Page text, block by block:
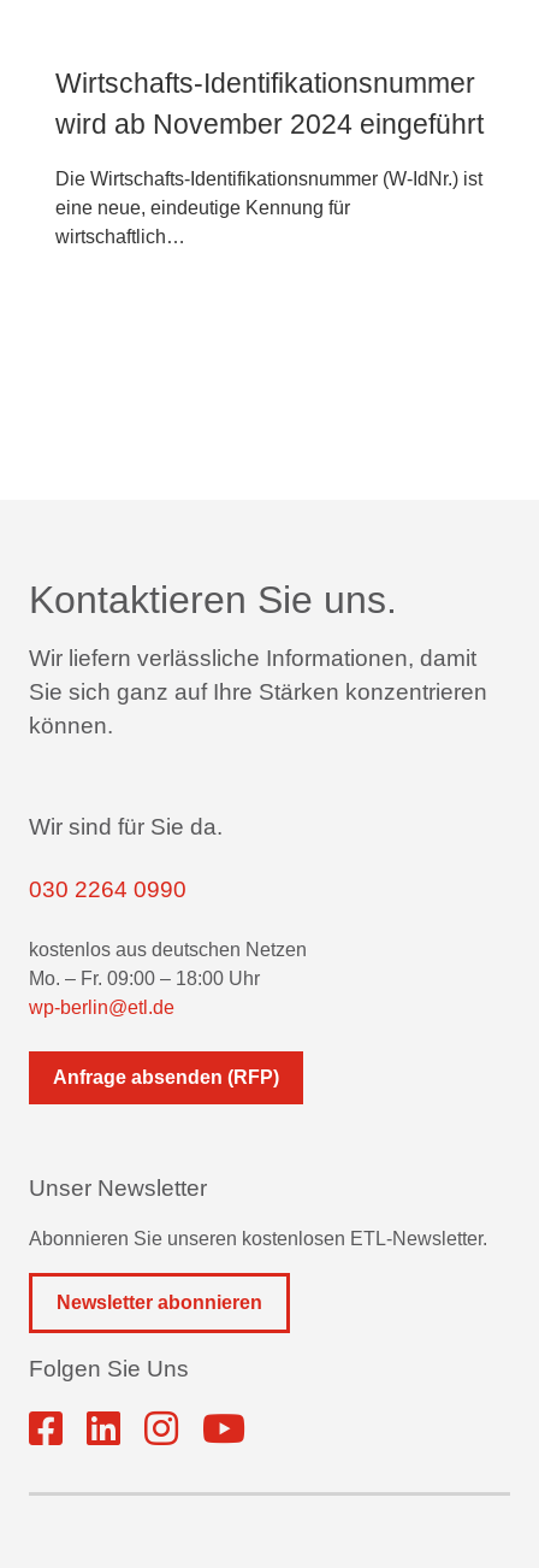
Wirtschafts-Identifikationsnummer
wird ab November 2024 eingeführt
Die Wirtschafts-Identifikationsnummer (W-IdNr.) ist
eine neue, eindeutige Kennung für
wirtschaftlich…
Kontaktieren Sie uns.
Wir liefern verlässliche Informationen, damit
Sie sich ganz auf Ihre Stärken konzentrieren
können.
Wir sind für Sie da.
030 2264 0990
kostenlos aus deutschen Netzen
Mo. – Fr. 09:00 – 18:00 Uhr
wp-berlin@etl.de
Anfrage absenden (RFP)
Unser Newsletter
Abonnieren Sie unseren kostenlosen ETL-Newsletter.
Newsletter abonnieren
Folgen Sie Uns